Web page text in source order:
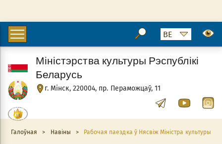
г. Мінск, 220004, пр. Пераможцаў, 11
Міністэрства культуры Рэспублікі
Беларусь
Галоўная > Навіны > Рабочая паездка ў Нясвіж Міністра культуры